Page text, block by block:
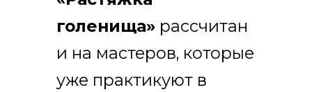
голенища» рассчитан
и на мастеров, которые
уже практикуют в